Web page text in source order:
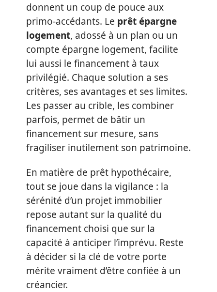
donnent un coup de pouce aux
primo-accédants. Le prêt épargne
logement, adossé à un plan ou un
compte épargne logement, facilite
lui aussi le financement à taux
privilégié. Chaque solution a ses
critères, ses avantages et ses limites.
Les passer au crible, les combiner
parfois, permet de bâtir un
financement sur mesure, sans
fragiliser inutilement son patrimoine.
En matière de prêt hypothécaire,
tout se joue dans la vigilance : la
sérénité d’un projet immobilier
repose autant sur la qualité du
financement choisi que sur la
capacité à anticiper l’imprévu. Reste
à décider si la clé de votre porte
mérite vraiment d’être confiée à un
créancier.